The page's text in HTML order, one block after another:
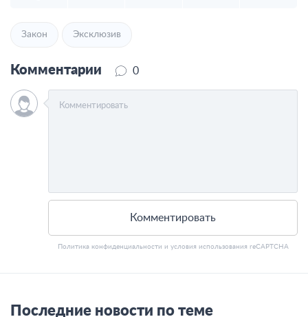
Закон Эксклюзив
Комментарии 0
Комментировать
Политика конфиденциальности и условия использования reCAPTCHA
Последние новости по теме